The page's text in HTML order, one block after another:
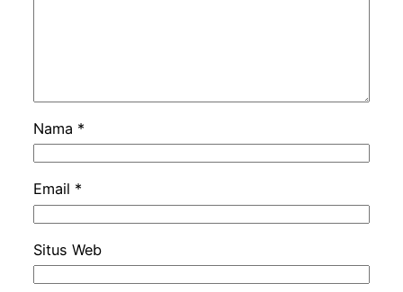
Nama *
Email *
Situs Web